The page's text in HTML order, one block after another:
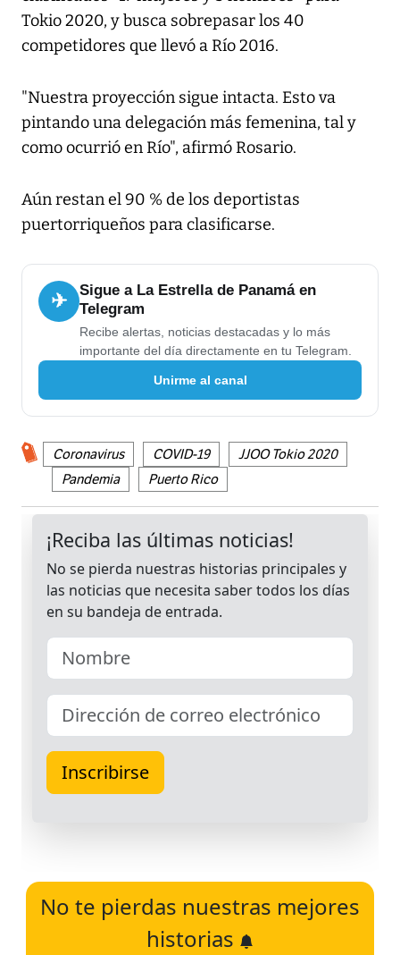
Tokio 2020, y busca sobrepasar los 40
competidores que llevó a Río 2016.
"Nuestra proyección sigue intacta. Esto va
pintando una delegación más femenina, tal y
como ocurrió en Río", afirmó Rosario.
Aún restan el 90 % de los deportistas
puertorriqueños para clasificarse.
✈
Sigue a La Estrella de Panamá en
Telegram
Recibe alertas, noticias destacadas y lo más
importante del día directamente en tu Telegram.
Unirme al canal
Coronavirus COVID-19
JJOO Tokio 2020
Pandemia
Puerto Rico
No te pierdas nuestras mejores
historias